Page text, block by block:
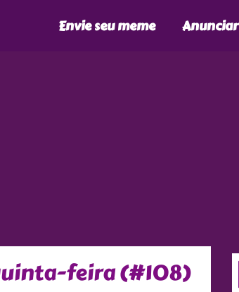
Envie seu meme Anunciar
feira (#108)